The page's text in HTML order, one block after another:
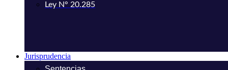
Ley N° 20.285
Jurisprudencia